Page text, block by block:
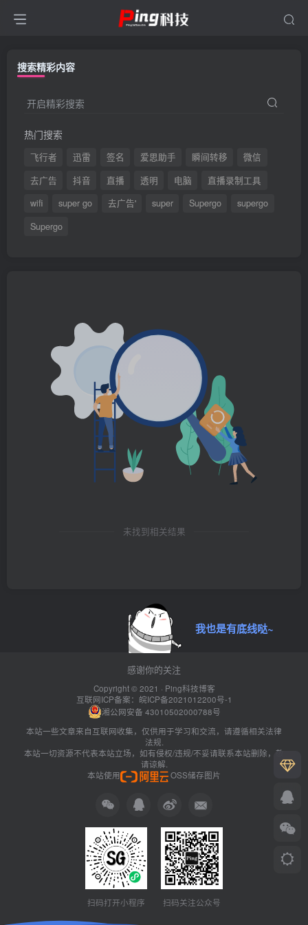
搜索精彩内容
开启精彩搜索
热门搜索
飞行者 迅雷 签名 爱思助手 瞬间转移
微信
去广告
抖音 直播 透明 电脑
直播录制工具
wifi
super go 去广告' super Supergo
supergo
Supergo
未找到相关结果
我也是有底线哒~
感谢你的关注
Copyright © 2021 · Ping科技博客
互联网ICP备案： 皖ICP备2021012200号-1
湘公网安备 43010502000788号
本站一些文章来自互联网收集，仅供用于学习和交流，请遵循相关法律
法规.
本站一切资源不代表本站立场，如有侵权/违规/不妥请联系本站删除，敬
请谅解.
本站使用
OSS储存图片
扫码打开小程序 扫码关注公众号